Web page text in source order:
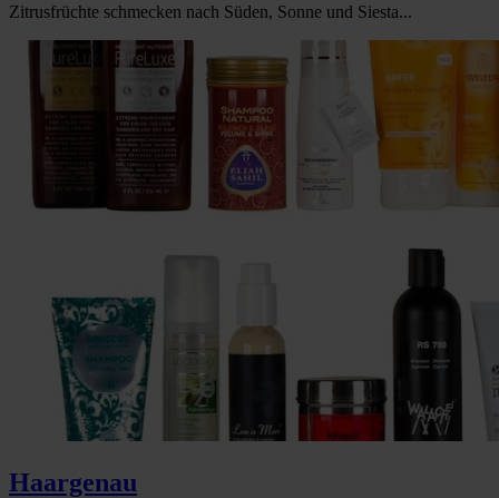
Zitrusfrüchte schmecken nach Süden, Sonne und Siesta...
Haargenau